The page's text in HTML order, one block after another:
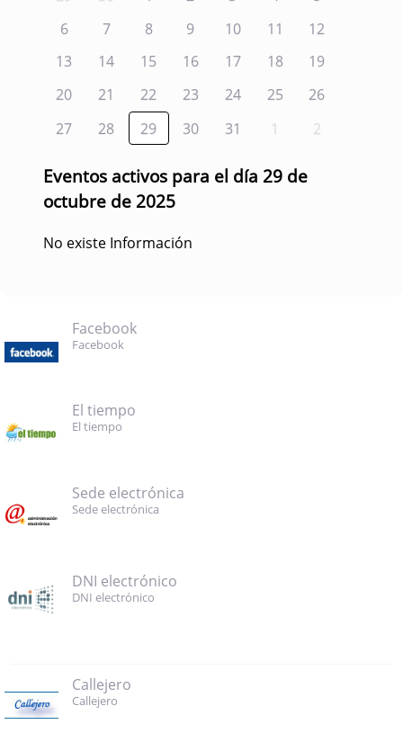
6
7 8 9 10 11
12
13
14 15 16 17 18
19
20
21 22 23 24 25
26
27
28 29 30 31 1 2
Eventos activos para el día 29 de
octubre de 2025
No existe Información
Facebook
Facebook
El tiempo
El tiempo
Sede electrónica
Sede electrónica
DNI electrónico
DNI electrónico
Callejero
Callejero